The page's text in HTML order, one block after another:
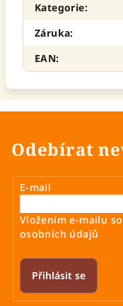
Kategorie:
Záruka:
EAN:
Odebírat
E-mail
Vložením e-mailu
osobních údajů
Přihlásit se